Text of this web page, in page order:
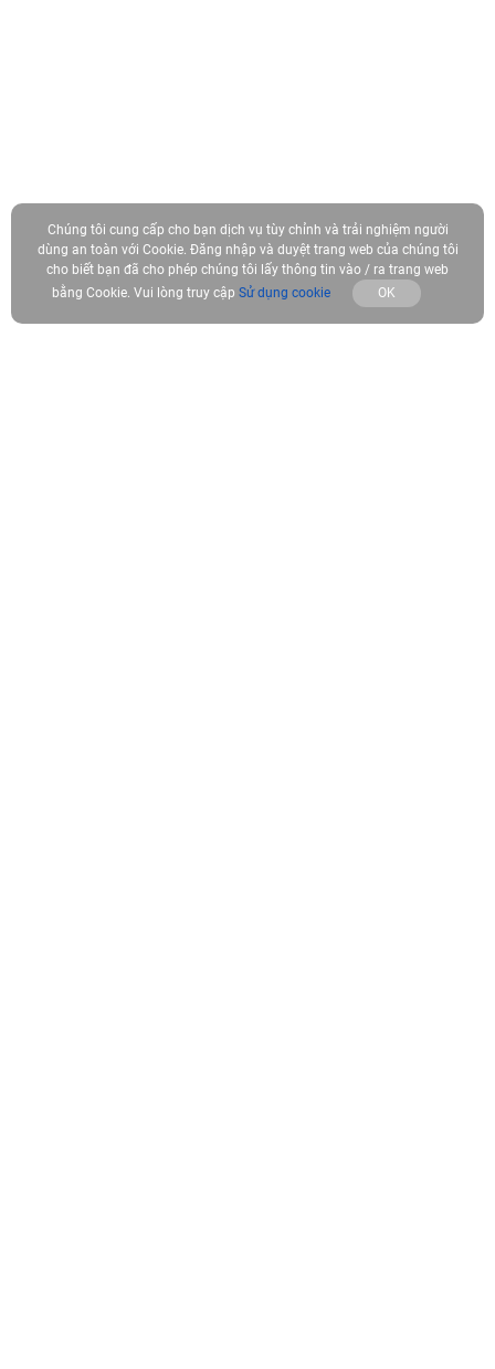
Chúng tôi cung cấp cho bạn dịch vụ tùy chỉnh và trải nghiệm người
dùng an toàn với Cookie. Đăng nhập và duyệt trang web của chúng tôi
cho biết bạn đã cho phép chúng tôi lấy thông tin vào / ra trang web
bằng Cookie. Vui lòng truy cập Sử dụng cookie OK